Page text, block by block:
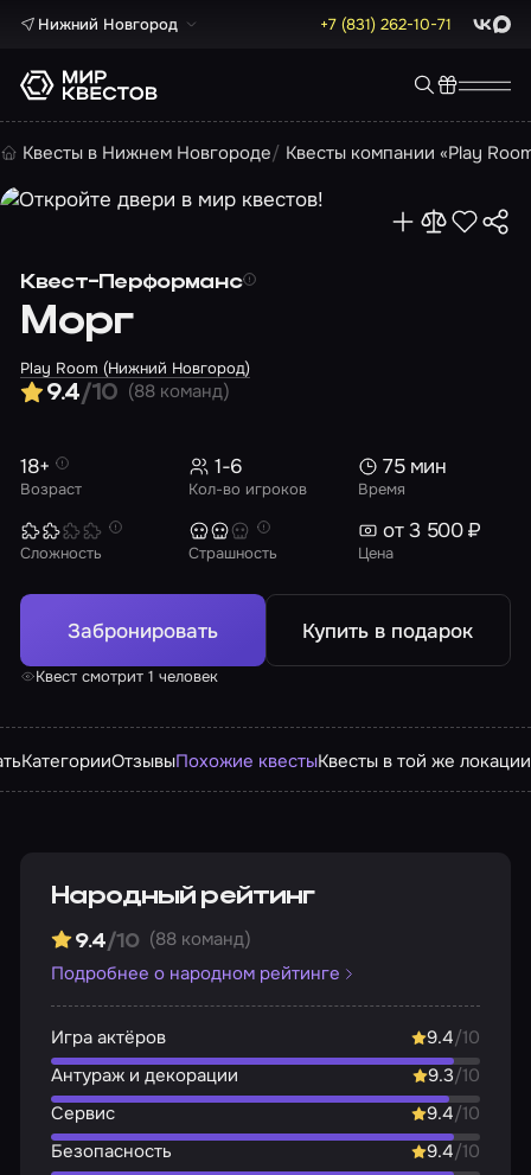
Нижний Новгород +7 (831) 262-10-71 Max
Квесты в Нижнем Новгороде Квесты компании «Play
Квест-Перформанс
Морг
Play Room (Нижний Новгород)
9.4/10 (88 команд)
Возраст
18+
Кол-во игроков
1-6
Время
75 мин
Сложность Страшность Цена
от 3 500 ₽
Забронировать Купить в подарок
Квест смотрит 1 человек
КатегорииОтзывыПохожие квестыКвесты в той же локации
Народный рейтинг
9.4/10 (88 команд)
Подробнее о народном рейтинге
Игра актёров 9.4/10
Антураж и декорации
9.3/10
Сервис
9.4/10
Безопасность
9.4/10